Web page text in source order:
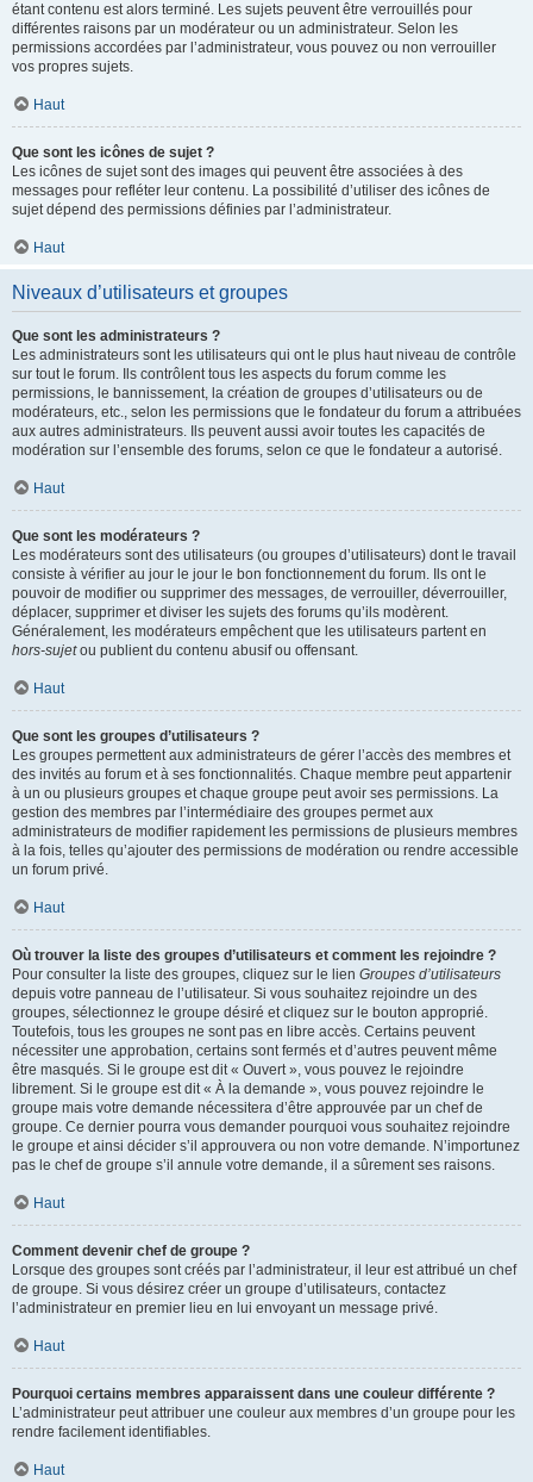
étant contenu est alors terminé. Les sujets peuvent être verrouillés pour
différentes raisons par un modérateur ou un administrateur. Selon les
permissions accordées par l’administrateur, vous pouvez ou non verrouiller
vos propres sujets.
Haut
Que sont les icônes de sujet ?
Les icônes de sujet sont des images qui peuvent être associées à des
messages pour refléter leur contenu. La possibilité d’utiliser des icônes de
sujet dépend des permissions définies par l’administrateur.
Haut
Niveaux d’utilisateurs et groupes
Que sont les administrateurs ?
Les administrateurs sont les utilisateurs qui ont le plus haut niveau de contrôle
sur tout le forum. Ils contrôlent tous les aspects du forum comme les
permissions, le bannissement, la création de groupes d’utilisateurs ou de
modérateurs, etc., selon les permissions que le fondateur du forum a attribuées
aux autres administrateurs. Ils peuvent aussi avoir toutes les capacités de
modération sur l’ensemble des forums, selon ce que le fondateur a autorisé.
Haut
Que sont les modérateurs ?
Les modérateurs sont des utilisateurs (ou groupes d’utilisateurs) dont le travail
consiste à vérifier au jour le jour le bon fonctionnement du forum. Ils ont le
pouvoir de modifier ou supprimer des messages, de verrouiller, déverrouiller,
déplacer, supprimer et diviser les sujets des forums qu’ils modèrent.
Généralement, les modérateurs empêchent que les utilisateurs partent en
hors-sujetou publient du contenu abusif ou offensant.
Haut
Que sont les groupes d’utilisateurs ?
Les groupes permettent aux administrateurs de gérer l’accès des membres et
des invités au forum et à ses fonctionnalités. Chaque membre peut appartenir
à un ou plusieurs groupes et chaque groupe peut avoir ses permissions. La
gestion des membres par l’intermédiaire des groupes permet aux
administrateurs de modifier rapidement les permissions de plusieurs membres
à la fois, telles qu’ajouter des permissions de modération ou rendre accessible
un forum privé.
Haut
Où trouver la liste des groupes d’utilisateurs et comment les rejoindre ?
Pour consulter la liste des groupes, cliquez sur le lien Groupes d’utilisateurs
depuis votre panneau de l’utilisateur. Si vous souhaitez rejoindre un des
groupes, sélectionnez le groupe désiré et cliquez sur le bouton approprié.
Toutefois, tous les groupes ne sont pas en libre accès. Certains peuvent
nécessiter une approbation, certains sont fermés et d’autres peuvent même
être masqués. Si le groupe est dit « Ouvert », vous pouvez le rejoindre
librement. Si le groupe est dit « À la demande », vous pouvez rejoindre le
groupe mais votre demande nécessitera d’être approuvée par un chef de
groupe. Ce dernier pourra vous demander pourquoi vous souhaitez rejoindre
le groupe et ainsi décider s’il approuvera ou non votre demande. N’importunez
pas le chef de groupe s’il annule votre demande, il a sûrement ses raisons.
Haut
Comment devenir chef de groupe ?
Lorsque des groupes sont créés par l’administrateur, il leur est attribué un chef
de groupe. Si vous désirez créer un groupe d’utilisateurs, contactez
l’administrateur en premier lieu en lui envoyant un message privé.
Haut
Pourquoi certains membres apparaissent dans une couleur différente ?
L’administrateur peut attribuer une couleur aux membres d’un groupe pour les
rendre facilement identifiables.
Haut